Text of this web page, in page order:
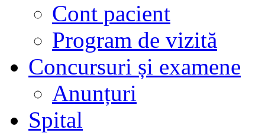
Cont pacient
Program de vizită
Concursuri și examene
Anunțuri
Spital